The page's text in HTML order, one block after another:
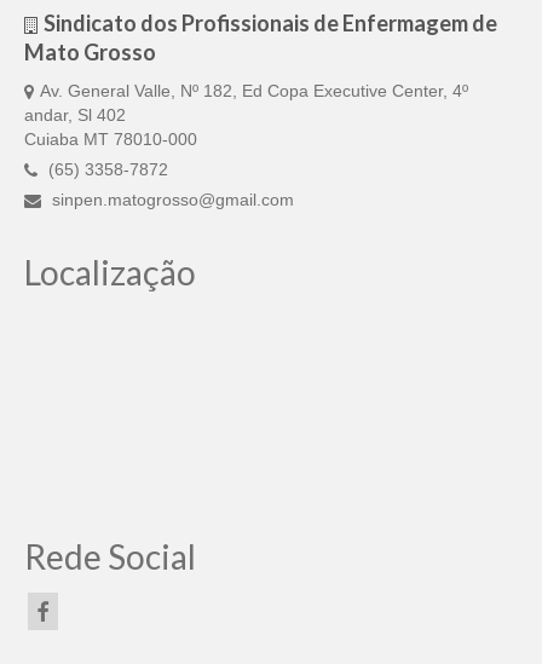
Sindicato dos Profissionais de Enfermagem de
Mato Grosso
Av. General Valle, Nº 182, Ed Copa Executive Center, 4º
andar, Sl 402
Cuiaba MT 78010-000
(65) 3358-7872
sinpen.matogrosso@gmail.com
Localização
Rede Social